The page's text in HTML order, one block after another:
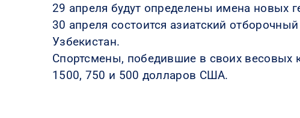
29 апреля будут определены имена новых
30 апреля состоится азиатский
Узбекистан.
Спортсмены, победившие в своих весовых
1500, 750 и 500 долларов США.